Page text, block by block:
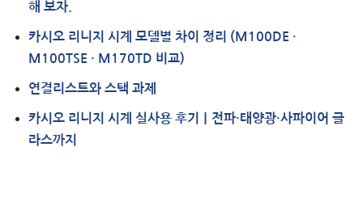
해 보자.
카시오 리니지 시계 모델별 차이 정리 (M100DE ·
M100TSE · M170TD 비교)
연결리스트와 스택 과제
카시오 리니지 시계 실사용 후기｜전파·태양광·사파이어 글
라스까지